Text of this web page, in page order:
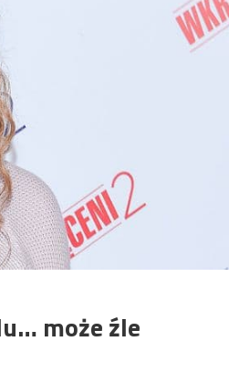
może źle